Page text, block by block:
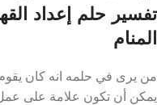
تفسير حلم إعداد
المنام
من يرى في حلمه انه كان يقوم
يمكن أن تكون علامة على